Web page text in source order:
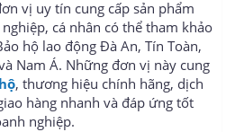
vị uy tín cung cấp sản phẩm
cá nhân có thể tham khảo
hộ lao động Đà An, Tín Toàn,
Nam Á. Những đơn vị này cung
, thương hiệu chính hãng, dịch
hàng nhanh và đáp ứng tốt
nghiệp.